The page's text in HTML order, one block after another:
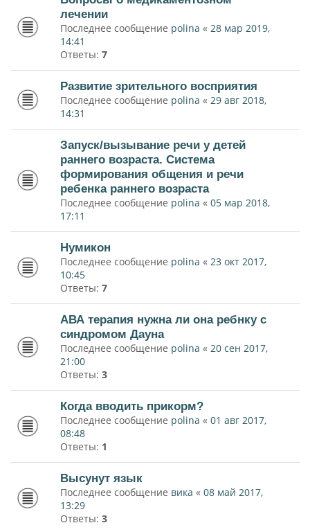
лечении
Последнее сообщение polina « 28 мар 2019,
14:41
Ответы: 7
Развитие зрительного восприятия
Последнее сообщение polina « 29 авг 2018,
14:31
Запуск/вызывание речи у детей
раннего возраста. Система
формирования общения и речи
ребенка раннего возраста
Последнее сообщение polina « 05 мар 2018,
17:11
Нумикон
Последнее сообщение polina « 23 окт 2017,
10:45
Ответы: 7
АВА терапия нужна ли она ребнку с
синдромом Дауна
Последнее сообщение polina « 20 сен 2017,
21:00
Ответы: 3
Когда вводить прикорм?
Последнее сообщение polina « 01 авг 2017,
08:48
Ответы: 1
Высунут язык
Последнее сообщение вика « 08 май 2017,
13:29
Ответы: 3